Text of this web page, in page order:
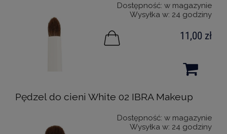
Dostępność: w magazynie
Wysyłka w: 24 godziny
11,00 zł
Pędzel do cieni White 02 IBRA Makeup
Dostępność: w magazynie
Wysyłka w: 24 godziny